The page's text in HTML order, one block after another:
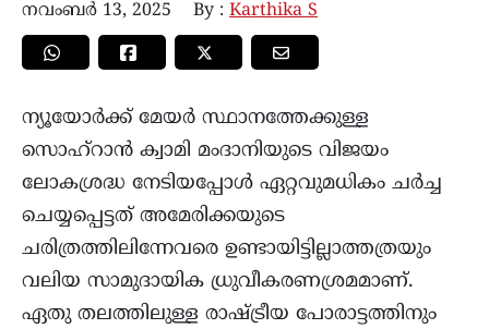
നവംബർ 13, 2025 By : Karthika S
ന്യൂയോര്‍ക്ക് മേയര്‍ സ്ഥാനത്തേക്കുള്ള
സൊഹ്റാന്‍ ക്വാമി മംദാനിയുടെ വിജയം
ലോകശ്രദ്ധ നേടിയപ്പോള്‍ ഏറ്റവുമധികം ചര്‍ച്ച
ചെയ്യപ്പെട്ടത് അമേരിക്കയുടെ
ചരിത്രത്തിലിന്നേവരെ ഉണ്ടായിട്ടില്ലാത്തത്രയും
വലിയ സാമുദായിക ധ്രുവീകരണശ്രമമാണ്.
ഏതു തലത്തിലുള്ള രാഷ്ട്രീയ പോരാട്ടത്തിനും